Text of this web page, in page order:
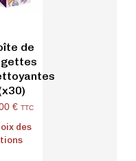
de
€ TTC
des